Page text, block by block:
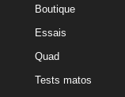
Boutique
Essais
Quad
Tests matos